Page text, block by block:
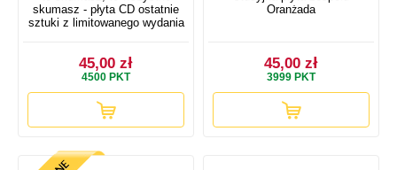
skumasz - płyta CD ostatnie
sztuki z limitowanego wydania
45,00 zł
4500 PKT
Oranżada
45,00 zł
3999 PKT